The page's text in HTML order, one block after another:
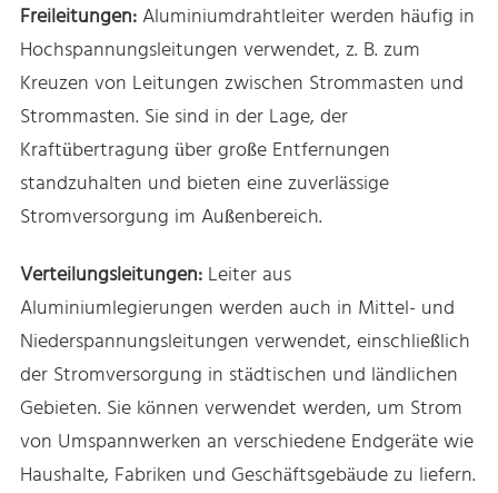
Freileitungen:Aluminiumdrahtleiter werden häufig in
Hochspannungsleitungen verwendet, z. B. zum
Kreuzen von Leitungen zwischen Strommasten und
Strommasten. Sie sind in der Lage, der
Kraftübertragung über große Entfernungen
standzuhalten und bieten eine zuverlässige
Stromversorgung im Außenbereich.
Verteilungsleitungen: Leiter aus
Aluminiumlegierungen werden auch in Mittel- und
Niederspannungsleitungen verwendet, einschließlich
der Stromversorgung in städtischen und ländlichen
Gebieten. Sie können verwendet werden, um Strom
von Umspannwerken an verschiedene Endgeräte wie
Haushalte, Fabriken und Geschäftsgebäude zu liefern.